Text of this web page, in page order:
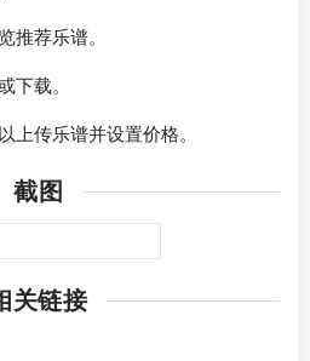
推荐乐谱。
下载。
上传乐谱并设置价格。
截图
关链接